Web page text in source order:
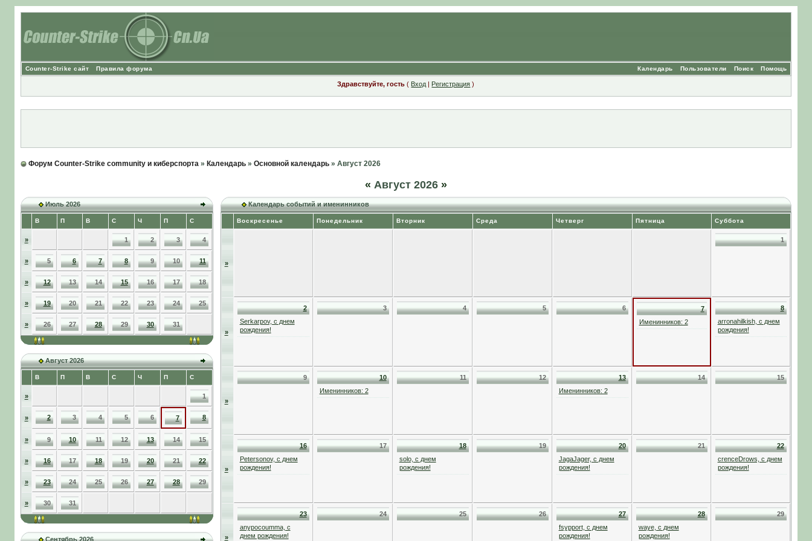
Counter-Strike сайт Правила форума Помощь
Поиск
Пользователи
Календарь
Здравствуйте, гость ( Вход | Регистрация )
Форум Counter-Strike community и киберспорта» Календарь» Основной календарь» Август 2026
« Август 2026 »
Июль 2026
В П В С Ч П С
» 1 2 3 4
» 5 6 7 8 9 10 11
» 12 13 14 15 16 17 18
» 19 20 21 22 23 24 25
» 26 27 28 29 30 31
Август 2026
В П В С Ч П С
» 1
» 2 3 4 5 6 7 8
» 9 10 11 12 13 14 15
» 16 17 18 19 20 21 22
» 23 24 25 26 27 28 29
» 30 31
Сентябрь 2026
Календарь событий и именинников
Воскресенье Понедельник Вторник Среда Четверг Пятница Суббота
»
1
»
2
Serkarpov, с днем
рождения!
3 4 5 6
7
Именинников: 2
8
arronahilkish, с днем
рождения!
»
9
10
Именинников: 2
11 12
13
Именинников: 2
14 15
»
16
Petersonov, с днем
рождения!
17
18
solo, с днем
рождения!
19
20
JagaJager, с днем
рождения!
21
22
crenceDrows, с днем
рождения!
»
23
anypocoumma, с
днем рождения!
24 25 26
27
fsypport, с днем
рождения!
28
waye, с днем
рождения!
29